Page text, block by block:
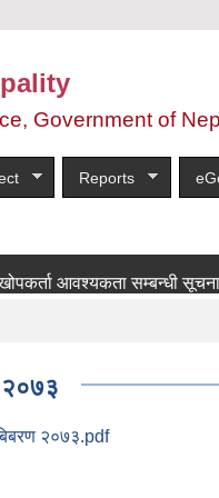
Government of
Reports
आवश्यकता सम्बन्धी सूचना!
२०७३
२०७३.pdf